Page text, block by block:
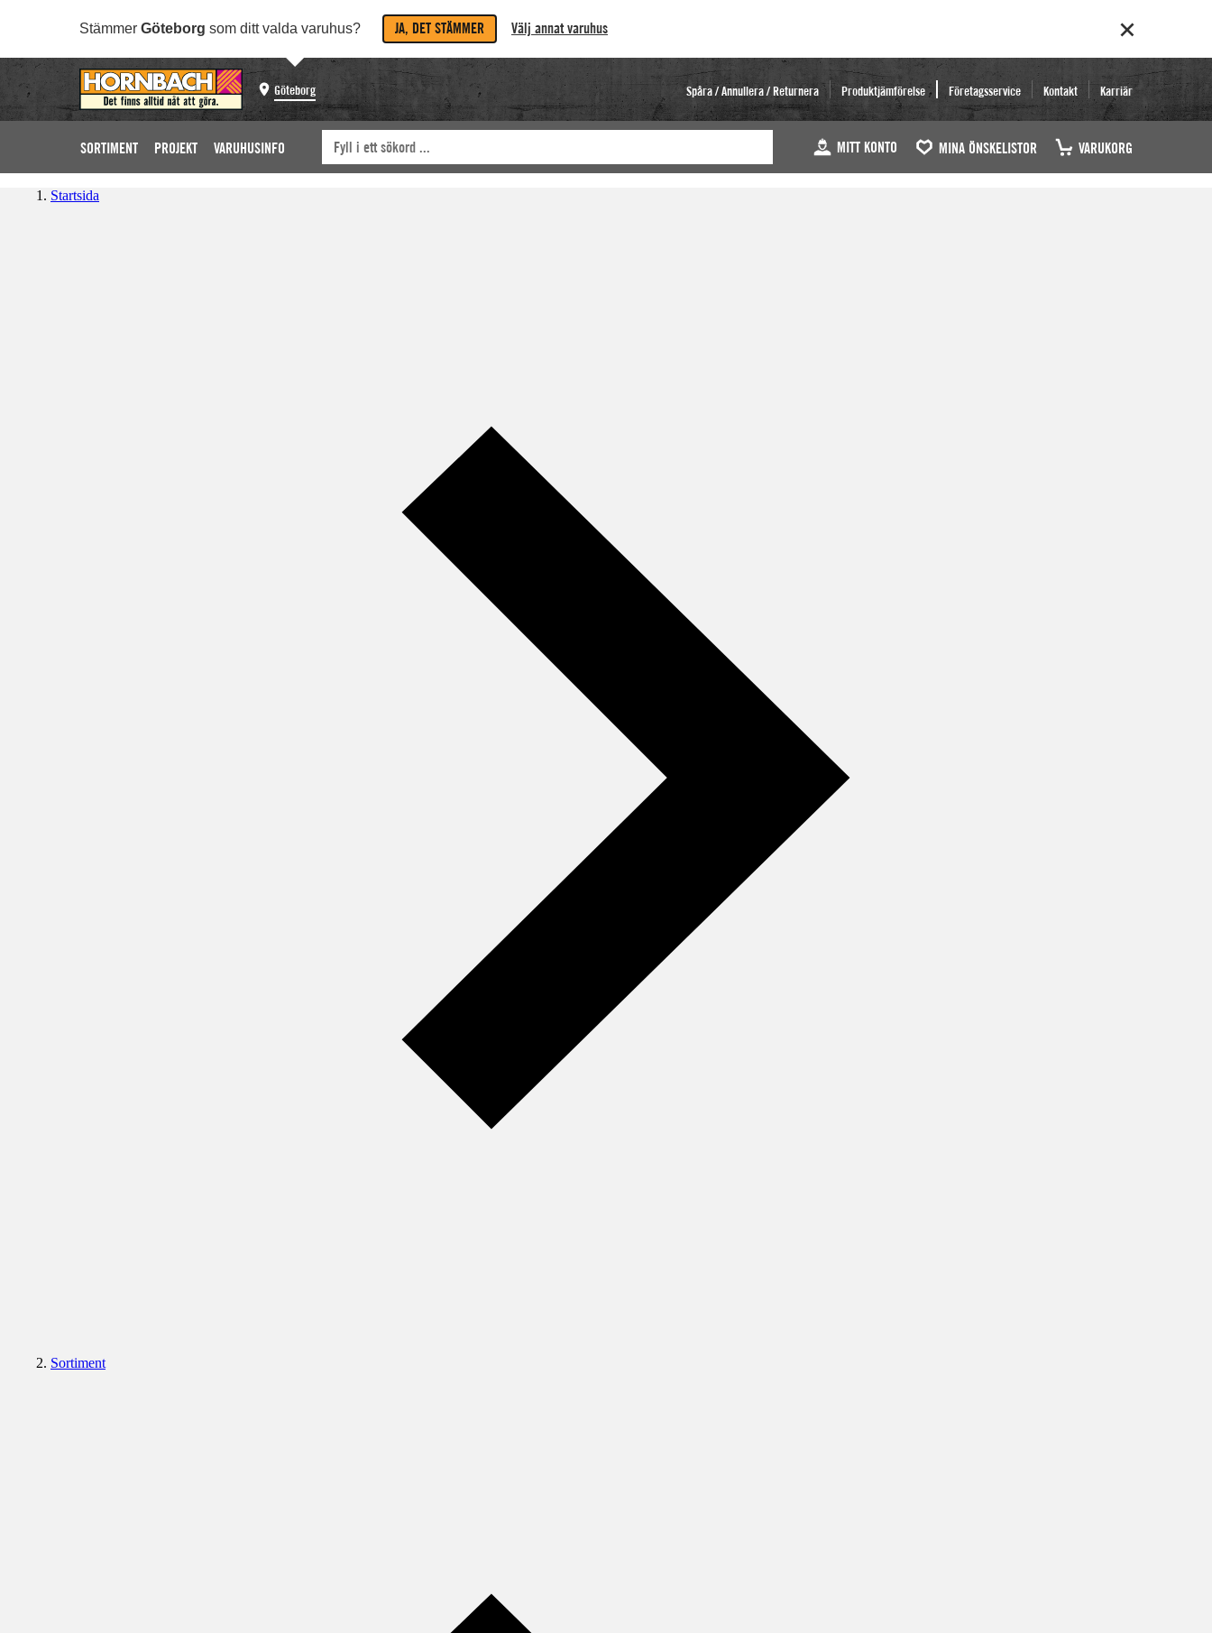
Stämmer Göteborg som ditt valda varuhus? JA, DET STÄMMER Välj annat varuhus
Göteborg Spåra / Annullera / Returnera Produktjämförelse Företagsservice Kontakt Karriär
SORTIMENT PROJEKT VARUHUSINFO MITT KONTO MINA ÖNSKELISTOR VARUKORG
Startsida
Sortiment